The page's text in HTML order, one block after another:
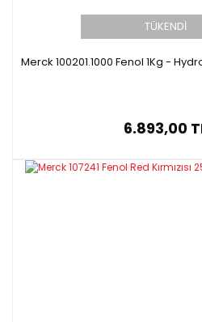
TÜKENDİ
Merck 100201.1000 Fenol 1Kg -
6.893,00